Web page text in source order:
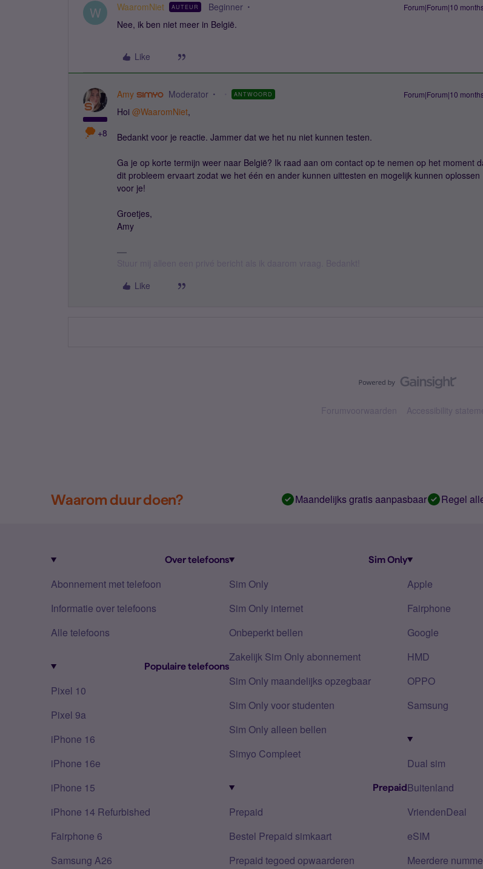
W WaaromNiet AUTEUR Beginner Forum|Forum|10
Nee, ik ben niet meer in België.
Like
+8
Amy Moderator ANTWOORD Forum|Forum|10
Hoi ​ @WaaromNiet,
Bedankt voor je reactie. Jammer dat we het nu niet kunnen testen.
Ga je op korte termijn weer naar België? Ik raad aan om contact op te nemen op het moment
dit probleem ervaart zodat we het één en ander kunnen uittesten en mogelijk kunnen oplossen
voor je!
Groetjes,
Amy
Like
Forumvoorwaarden Accessibility
Waarom duur doen? Maandelijks gratis aanpasbaar Regel
Over telefoons
Abonnement met telefoon
Informatie over telefoons
Alle telefoons
Populaire telefoons
Pixel 10
Pixel 9a
iPhone 16
iPhone 16e
iPhone 15
iPhone 14 Refurbished
Fairphone 6
Samsung A26
Sim Only
Sim Only
Sim Only internet
Onbeperkt bellen
Zakelijk Sim Only abonnement
Sim Only maandelijks opzegbaar
Sim Only voor studenten
Sim Only alleen bellen
Simyo Compleet
Prepaid
Prepaid
Bestel Prepaid simkaart
Prepaid tegoed opwaarderen
Apple
Fairphone
Google
HMD
OPPO
Samsung
Dual sim
Buitenland
VriendenDeal
eSIM
Meerdere